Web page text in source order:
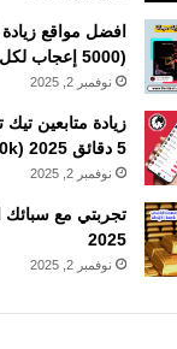
افضل مواقع
(5000 إعجاب لكل فيديو)
نوفمبر 2, 2025
5 دقائق 2025 (10k في اليوم)
نوفمبر 2, 2025
تجربتي مع سبائك
2025
نوفمبر 2, 2025